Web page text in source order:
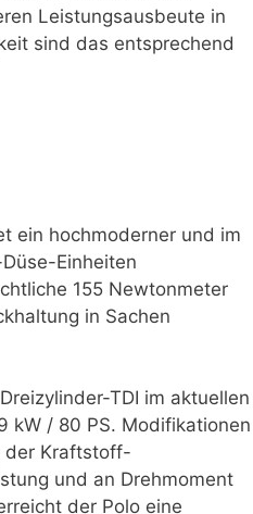
Leistungsausbeute in
sind das entsprechend
ein hochmoderner und im
Einheiten
155 Newtonmeter
in Sachen
TDI im aktuellen
kW / 80 PS. Modifikationen
der Kraftstoff-
und an Drehmoment
der Polo eine